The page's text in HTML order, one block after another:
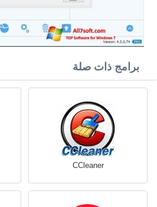
برامج ذات صلة
CCleaner